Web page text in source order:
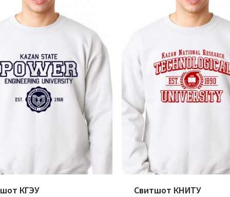
КГЭУ Свитшот КНИТУ